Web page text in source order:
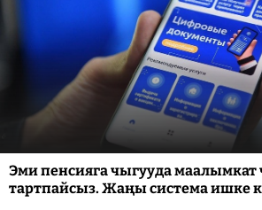
Эми пенсияга чыгууда маалымкат
тартпайсыз. Жаңы система ишке